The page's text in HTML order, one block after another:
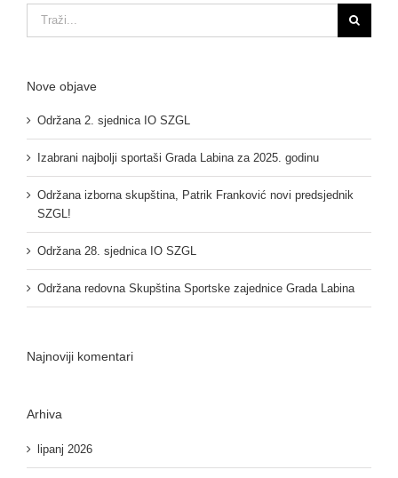
Nove objave
Održana 2. sjednica IO SZGL
Izabrani najbolji sportaši Grada Labina za 2025. godinu
Održana izborna skupština, Patrik Franković novi predsjednik
SZGL!
Održana 28. sjednica IO SZGL
Održana redovna Skupština Sportske zajednice Grada Labina
Najnoviji komentari
Arhiva
lipanj 2026